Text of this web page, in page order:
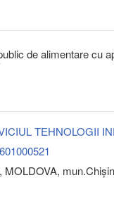
de alimentare cu
TEHNOLOGII
MOLDOVA,